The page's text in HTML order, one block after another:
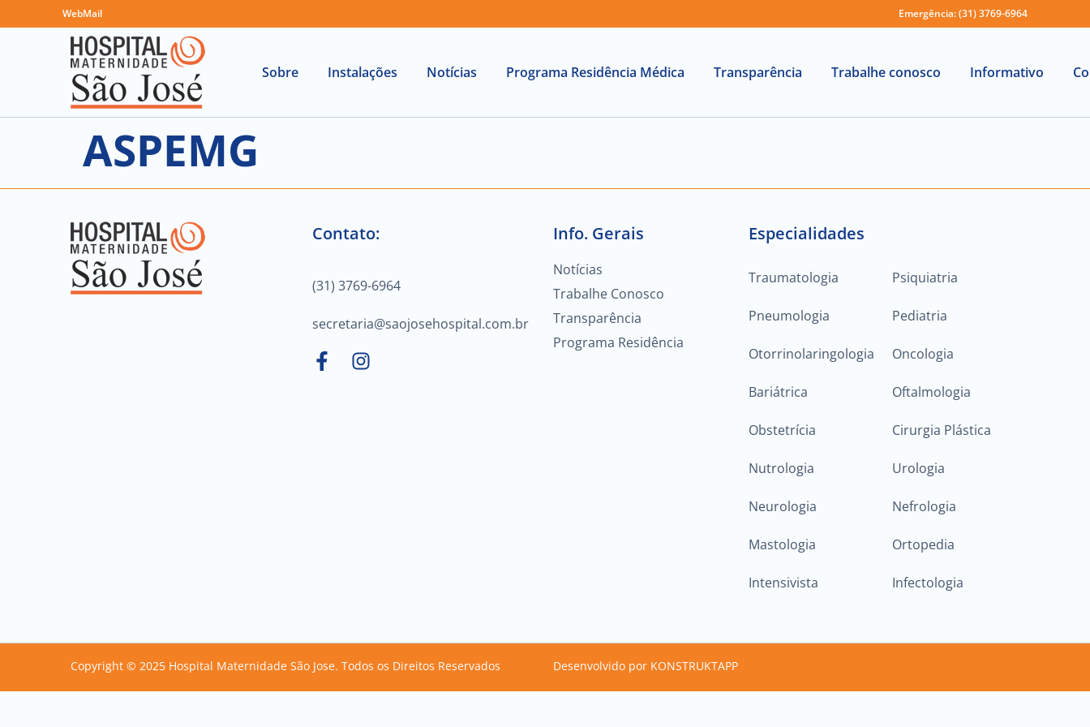
WebMail Emergência: (31) 3769-6964
Sobre Instalações Notícias Programa Residência Médica Transparência Trabalhe conosco Informativo
ASPEMG
Contato:
(31) 3769-6964
secretaria@saojosehospital.com.br
Info. Gerais
Notícias
Trabalhe Conosco
Transparência
Programa Residência
Especialidades
Traumatologia Psiquiatria
Pneumologia Pediatria
Otorrinolaringologia Oncologia
Bariátrica Oftalmologia
Obstetrícia Cirurgia Plástica
Nutrologia Urologia
Neurologia Nefrologia
Mastologia Ortopedia
Intensivista Infectologia
Copyright © 2025 Hospital Maternidade São Jose. Todos os Direitos Reservados Desenvolvido por KONSTRUKTAPP